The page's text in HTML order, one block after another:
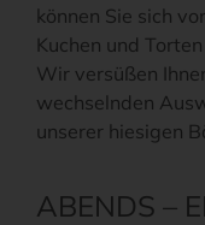
können Sie sich
Kuchen und
Wir versüßen
wechselnden
unserer hiesigen
ABENDS –